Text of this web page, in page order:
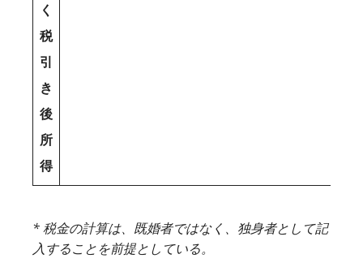
く
税
引
き
後
所
得
* 税金の計算は、既婚者ではなく、独身者として記
入することを前提としている。